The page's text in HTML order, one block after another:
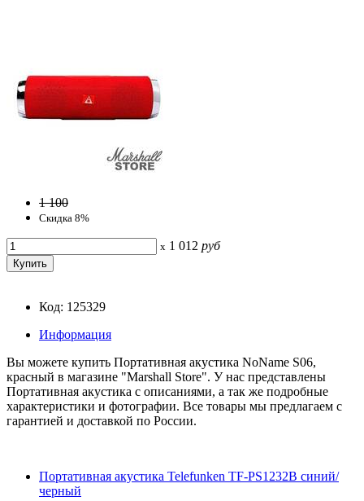
1 100
Скидка 8%
x 1 012 руб
Код: 125329
Информация
Вы можете купить Портативная акустика NoName S06,
красный в магазине "Marshall Store". У нас представлены
Портативная акустика с описаниями, а так же подробные
характеристики и фотографии. Все товары мы предлагаем с
гарантией и доставкой по России.
Портативная акустика Telefunken TF-PS1232B синий/
черный